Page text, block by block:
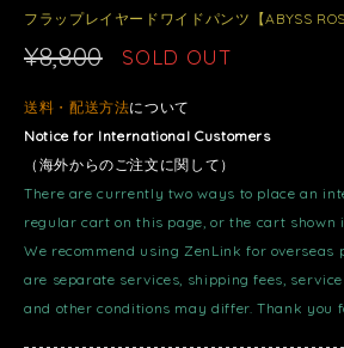
フラップレイヤードワイドパンツ【ABYSS
¥8,800 SOLD OUT
送料・配送方法について
Notice for International Customers
（海外からのご注文に関して）
There are currently two ways to place an
regular cart on this page, or the cart shown
We recommend using ZenLink for overseas
are separate services, shipping fees,
and other conditions may differ. Thank you